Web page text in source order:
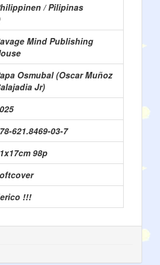
/ Pilipinas
Mind Publishing
Osmubal (Oscar Muñoz
Jr)
621.8469-03-7
98p
!!!